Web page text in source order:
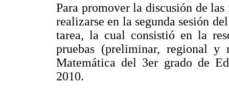
Para promover la discusión de
realizarse en la segunda sesión
tarea, la cual consistió en la
pruebas (preliminar, regional
Matemática del 3er grado de
2010.